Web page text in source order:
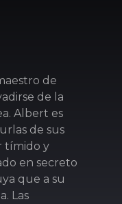
de
de la
Albert es
de sus
tímido y
en secreto
que a su
Las